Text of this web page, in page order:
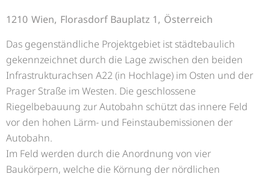
1210 Wien, Florasdorf Bauplatz 1, Österreich
Das gegenständliche Projektgebiet ist städtebaulich
gekennzeichnet durch die Lage zwischen den beiden
Infrastrukturachsen A22 (in Hochlage) im Osten und der
Prager Straße im Westen. Die geschlossene
Riegelbebauung zur Autobahn schützt das innere Feld
vor den hohen Lärm- und Feinstaubemissionen der
Autobahn.
Im Feld werden durch die Anordnung von vier
Baukörpern, welche die Körnung der nördlichen